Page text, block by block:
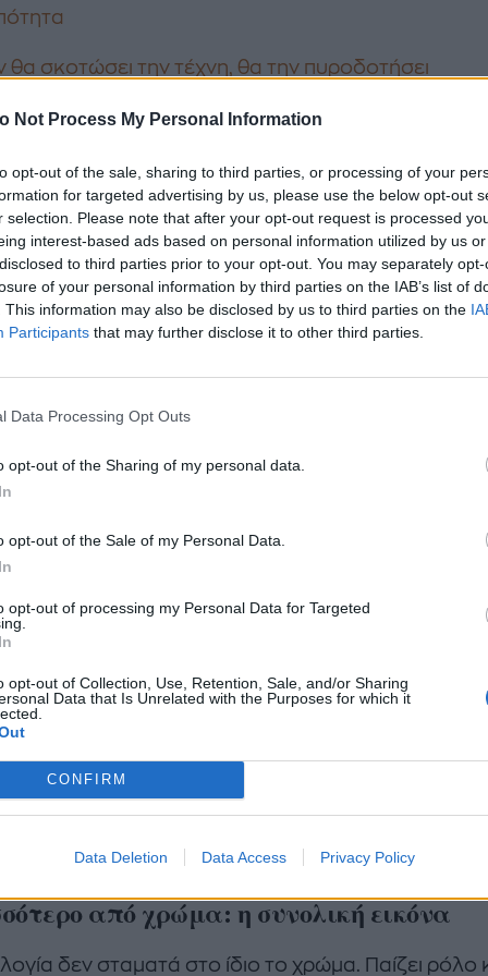
Not Process My Personal Information
opt-out of the sale, sharing to third parties, or processing of your
for targeted advertising by us, please use the below opt-out
selection. Please note that after your opt-out request is processed
interest-based ads based on personal information utilized by us
to third parties prior to your opt-out. You may separately
of your personal information by third parties on the IAB’s list of
This information may also be disclosed by us to third parties on the
Participants that may further disclose it to other third parties.
Data Processing Opt Outs
opt-out of the Sharing of my personal data.
opt-out of the Sale of my Personal Data.
opt-out of processing my Personal Data for Targeted
opt-out of Collection, Use, Retention, Sale, and/or Sharing
Data that Is Unrelated with the Purposes for which it
CONFIRM
Data Deletion Data Access Privacy Policy
θα σκοτώσει την τέχνη, θα την πυροδοτήσει
στην ψηφιακή εποχή και η στροφή στην τεχνητή
χρώματα που συνδέονται με την
παλέτα είναι τεράστια, η ψυχολογία αναγνωρίζει
χρώματα που φορούν συχνά οι άνθρωποι υψηλής
: το χρώμα του ουρανού και της θάλασσας.
σταθερότητα, εμπιστοσύνη και ασφάλεια.
Ωστόσο, μπορεί επίσης να αποπνέει
ή απόσταση, κάτι που κάνει τη χρήση του
Όταν φοριέται με γούστο, αποπνέει φινέτσα.
χρήση του όμως μπορεί να συνδεθεί με
απομόνωση ή ακόμα και δυσπιστία.
: σύμβολο καθαρότητας και διαύγειας. Μπορεί να
με ιδεοψυχαναγκαστικές τάσεις επιλέγουν
ρούχα, καθώς λεκιάζονται εύκολα και αυτό τους
σε συνεχή αλλαγή.
από χρώμα: η συνολική εικόνα
δεν σταματά στο ίδιο το χρώμα. Παίζει ρόλο